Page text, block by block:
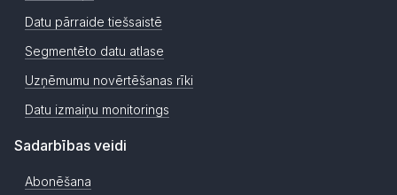
Datu pārraide tiešsaistē
Segmentēto datu atlase
Uzņēmumu novērtēšanas rīki
Datu izmaiņu monitorings
Sadarbības veidi
Abonēšana